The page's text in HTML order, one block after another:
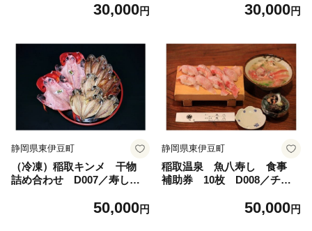
30,000円 30,000円
静岡県東伊豆町
（冷凍）稲取キンメ 干物
詰め合わせ D007／寿し魚
の 静岡県 東伊豆町50,000円
静岡県東伊豆町
稲取温泉 魚八寿し 食事
補助券 10枚 D008／チケ
50,000円